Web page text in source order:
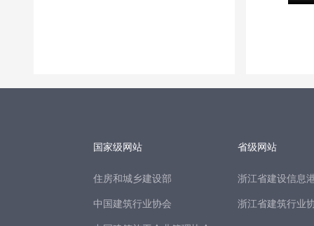
国家级网站
住房和城乡建设部
中国建筑行业协会
省级网站
浙江省建设信息
浙江省建筑行业